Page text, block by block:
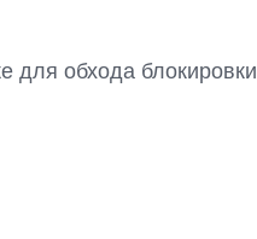
для обхода блокировки